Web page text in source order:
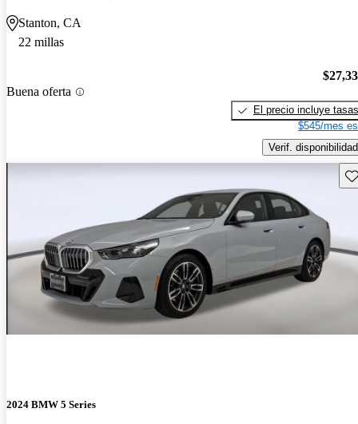
Stanton, CA
22 millas
Buena oferta
El precio incluye tasas
$545/mes
Verif. disponibilidad
2024 BMW 5 Series